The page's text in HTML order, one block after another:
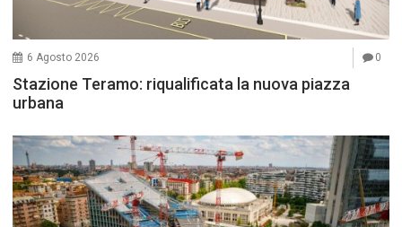
6 Agosto 2026 0
Stazione Teramo: riqualificata la nuova piazza
urbana